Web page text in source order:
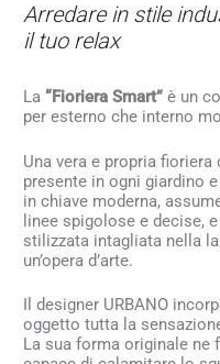
Arredare in stile
il tuo relax
La “Fioriera Smart” è un
per esterno che interno
Una vera e propria
presente in ogni giardino
in chiave moderna,
linee spigolose e decise,
stilizzata intagliata nella
un’opera d’arte.
Il designer URBANO
oggetto tutta la
La sua forma originale ne